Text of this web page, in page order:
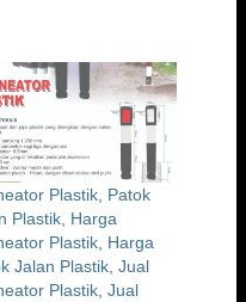
Plastik, Patok
Plastik, Harga
Plastik, Harga
Jalan Plastik, Jual
Plastik, Jual